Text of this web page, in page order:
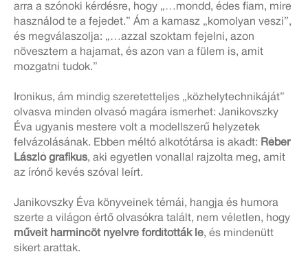
arra a szónoki kérdésre, hogy „…mondd, édes fiam, mire
használod te a fejedet.” Ám a kamasz „komolyan veszi”,
és megválaszolja: „…azzal szoktam fejelni, azon
növesztem a hajamat, és azon van a fülem is, amit
mozgatni tudok.”
Ironikus, ám mindig szeretetteljes „közhelytechnikáját”
olvasva minden olvasó magára ismerhet: Janikovszky
Éva ugyanis mestere volt a modellszerű helyzetek
felvázolásának. Ebben méltó alkotótársa is akadt: Réber
László grafikus, aki egyetlen vonallal rajzolta meg, amit
az írónő kevés szóval leírt.
Janikovszky Éva könyveinek témái, hangja és humora
szerte a világon értő olvasókra talált, nem véletlen, hogy
műveit harmincöt nyelvre fordították le, és mindenütt
sikert arattak.